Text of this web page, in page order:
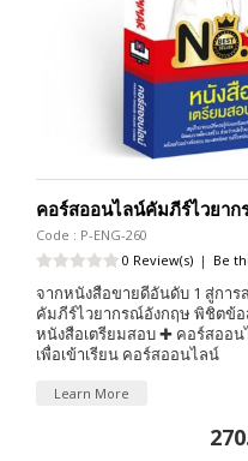
คอร์สออนไลน์คัมภีร์ไวยา
Code : P-ENG-260
0 Review(s) | Be
จากหนังสือขายดีอันดับ 1 สู่กา
คัมภีร์ไวยากรณ์อังกฤษ พิชิตข้อ
หนังสือเตรียมสอบ ✚ คอร์สออน
เพื่อเข้าเรียน คอร์สออนไลน์
Learn More